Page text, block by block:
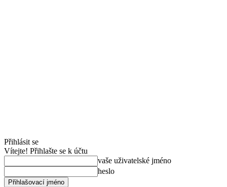
Přihlásit se
Vítejte! Přihlašte se k účtu
vaše uživatelské jméno
heslo